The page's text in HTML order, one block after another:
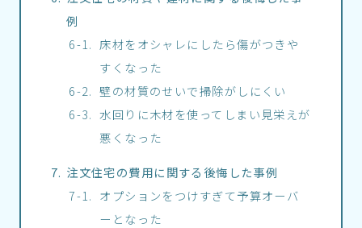
例
床材をオシャレにしたら傷がつきや
すくなった
壁の材質のせいで掃除がしにくい
水回りに木材を使ってしまい見栄えが
悪くなった
注文住宅の費用に関する後悔した事例
オプションをつけすぎて予算オーバ
ーとなった